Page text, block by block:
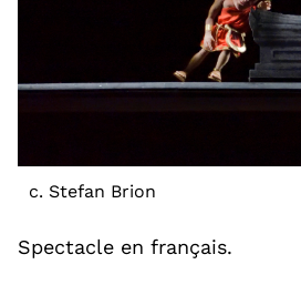
c. Stefan Brion
Spectacle en français.